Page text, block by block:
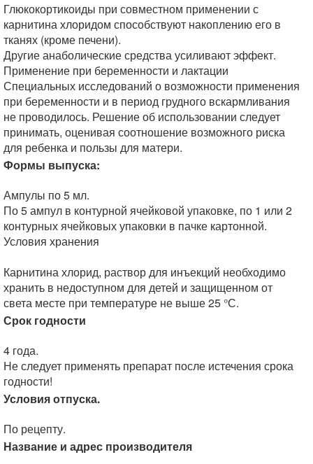
Глюкокортикоиды при совместном применении с
карнитина хлоридом способствуют накоплению его в
тканях (кроме печени).
Другие анаболические средства усиливают эффект.
Применение при беременности и лактации
Специальных исследований о возможности применения
при беременности и в период грудного вскармливания
не проводилось. Решение об использовании следует
принимать, оценивая соотношение возможного риска
для ребенка и пользы для матери.
Формы выпуска:
Ампулы по 5 мл.
По 5 ампул в контурной ячейковой упаковке, по 1 или 2
контурных ячейковых упаковки в пачке картонной.
Условия хранения
Карнитина хлорид, раствор для инъекций необходимо
хранить в недоступном для детей и защищенном от
света месте при температуре не выше 25 °С.
Срок годности
4 года.
Не следует применять препарат после истечения срока
годности!
Условия отпуска.
По рецепту.
Название и адрес производителя